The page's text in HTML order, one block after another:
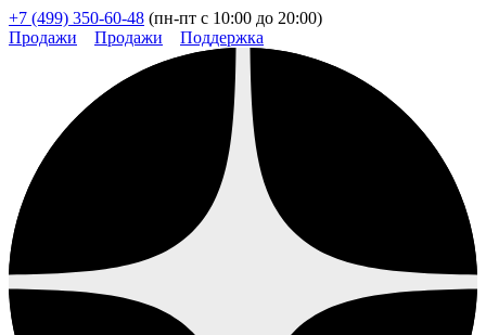
+7 (499) 350-60-48 (пн-пт с 10:00 до 20:00)
Продажи
Продажи Поддержка